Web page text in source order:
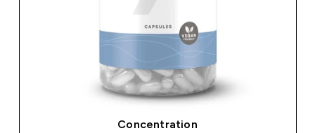
Concentration